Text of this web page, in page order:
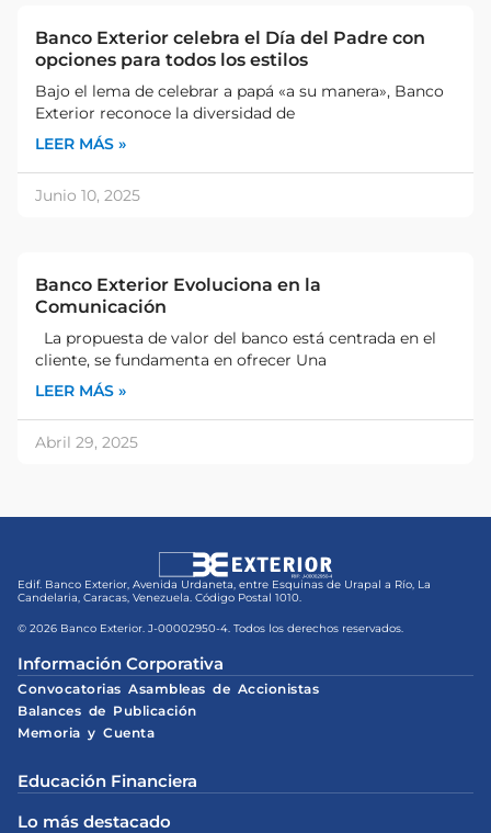
Banco Exterior celebra el Día del Padre con
opciones para todos los estilos
Bajo el lema de celebrar a papá «a su manera», Banco
Exterior reconoce la diversidad de
LEER MÁS »
Junio 10, 2025
Banco Exterior Evoluciona en la
Comunicación
La propuesta de valor del banco está centrada en el
cliente, se fundamenta en ofrecer Una
LEER MÁS »
Abril 29, 2025
Edif. Banco Exterior, Avenida Urdaneta, entre Esquinas de Urapal a Río, La
Candelaria, Caracas, Venezuela. Código Postal 1010.
© 2026 Banco Exterior. J-00002950-4. Todos los derechos reservados.
Información Corporativa
Convocatorias Asambleas de Accionistas
Balances de Publicación
Memoria y Cuenta
Educación Financiera
Lo más destacado